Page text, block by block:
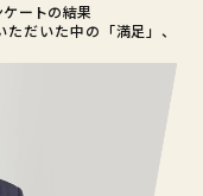
ートの結果
だいた中の「満足」、